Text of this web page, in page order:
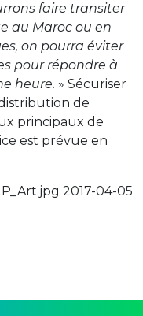
faire transiter
au Maroc ou en
on pourra éviter
pour répondre à
heure. » Sécuriser
de
principaux de
est prévue en
2017-04-05